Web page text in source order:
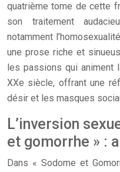
quatrième tome de cette
son traitement
notamment
une prose riche et
les passions qui animent
XXe siècle, offrant une
désir et les masques
L’inversion
et gomorrhe » :
Dans « Sodome et